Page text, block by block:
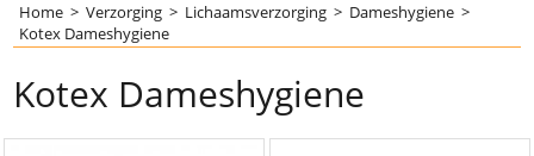
Home > Verzorging > Lichaamsverzorging > Dameshygiene >
Kotex Dameshygiene
Kotex Dameshygiene